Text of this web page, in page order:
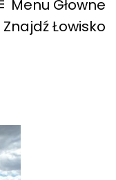
Znajdź Łowisko
Menu Głowne